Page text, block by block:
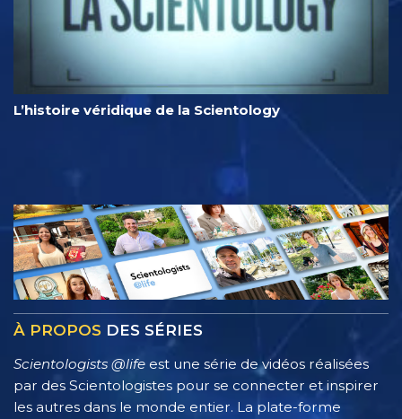
L’histoire véridique de la Scientology
À PROPOS DES SÉRIES
Scientologists @life est une série de vidéos réalisées
par des Scientologistes pour se connecter et inspirer
les autres dans le monde entier. La plate-forme